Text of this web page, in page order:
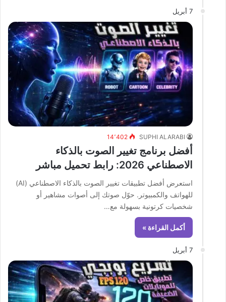
7 أبريل
SUPHI ALARABI 14٬402
أفضل برنامج تغيير الصوت بالذكاء
الاصطناعي 2026: رابط تحميل مباشر
استعرض أفضل تطبيقات تغيير الصوت بالذكاء الاصطناعي (AI)
للهواتف والكمبيوتر. حوّل صوتك إلى أصوات مشاهير أو
شخصيات كرتونية بسهولة مع…
أكمل القراءة »
7 أبريل